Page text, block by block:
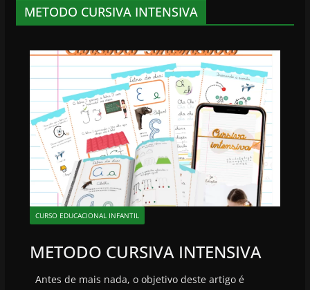
METODO CURSIVA INTENSIVA
CURSO EDUCACIONAL INFANTIL
METODO CURSIVA INTENSIVA
Antes de mais nada, o objetivo deste artigo é